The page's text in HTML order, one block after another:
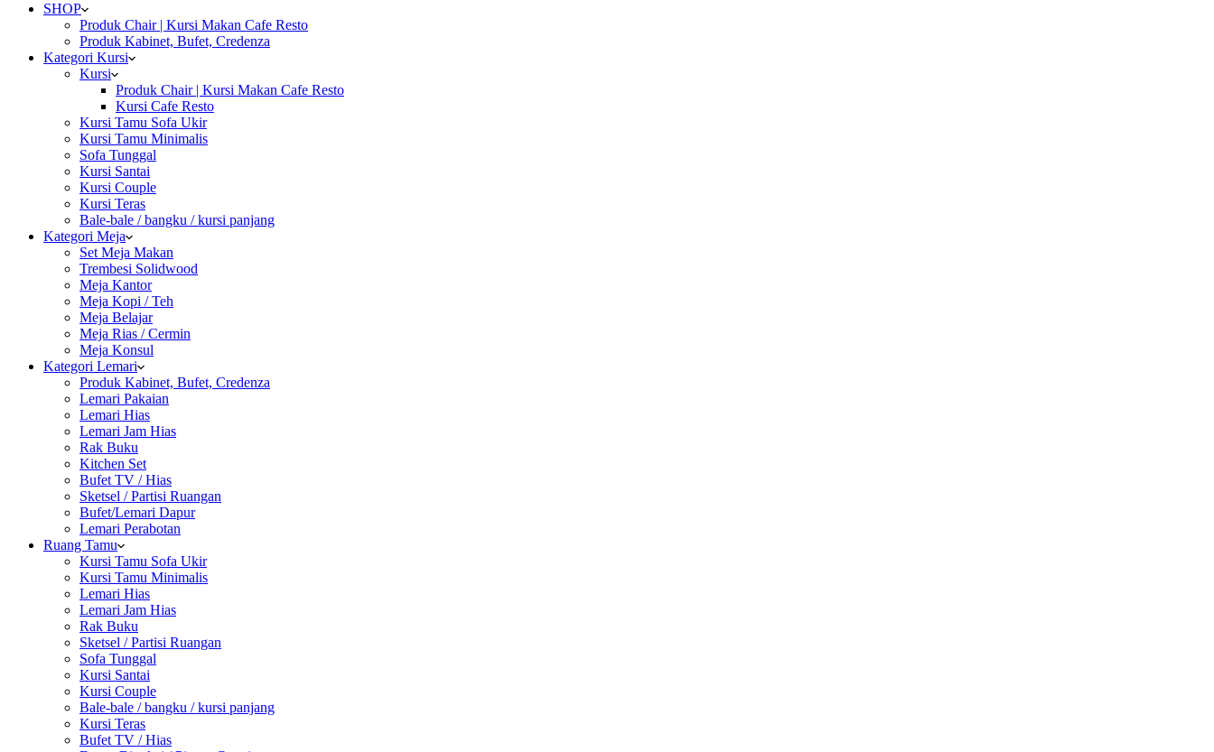
SHOP
Produk Chair | Kursi Makan Cafe Resto
Produk Kabinet, Bufet, Credenza
Kategori Kursi
Kursi
Produk Chair | Kursi Makan Cafe Resto
Kursi Cafe Resto
Kursi Tamu Sofa Ukir
Kursi Tamu Minimalis
Sofa Tunggal
Kursi Santai
Kursi Couple
Kursi Teras
Bale-bale / bangku / kursi panjang
Kategori Meja
Set Meja Makan
Trembesi Solidwood
Meja Kantor
Meja Kopi / Teh
Meja Belajar
Meja Rias / Cermin
Meja Konsul
Kategori Lemari
Produk Kabinet, Bufet, Credenza
Lemari Pakaian
Lemari Hias
Lemari Jam Hias
Rak Buku
Kitchen Set
Bufet TV / Hias
Sketsel / Partisi Ruangan
Bufet/Lemari Dapur
Lemari Perabotan
Ruang Tamu
Kursi Tamu Sofa Ukir
Kursi Tamu Minimalis
Lemari Hias
Lemari Jam Hias
Rak Buku
Sketsel / Partisi Ruangan
Sofa Tunggal
Kursi Santai
Kursi Couple
Bale-bale / bangku / kursi panjang
Kursi Teras
Bufet TV / Hias